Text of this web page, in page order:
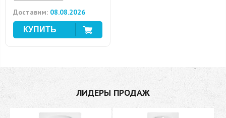
Доставим: 08.08.2026
ЛИДЕРЫ ПРОДАЖ